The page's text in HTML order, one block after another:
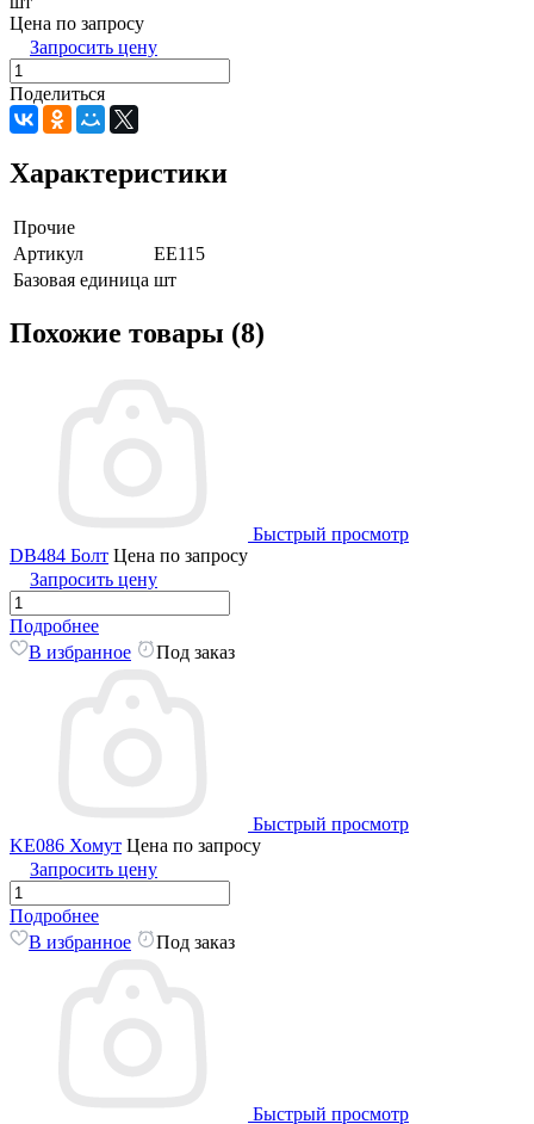
Цена по запросу
Запросить цену
Поделиться
Характеристики
Прочие
Артикул
EE115
Базовая единица шт
Похожие товары (8)
Быстрый просмотр
DB484 Болт Цена по запросу
Запросить цену
Подробнее
В избранное
Под заказ
Быстрый просмотр
KE086 Хомут Цена по запросу
Запросить цену
Подробнее
В избранное
Под заказ
Быстрый просмотр